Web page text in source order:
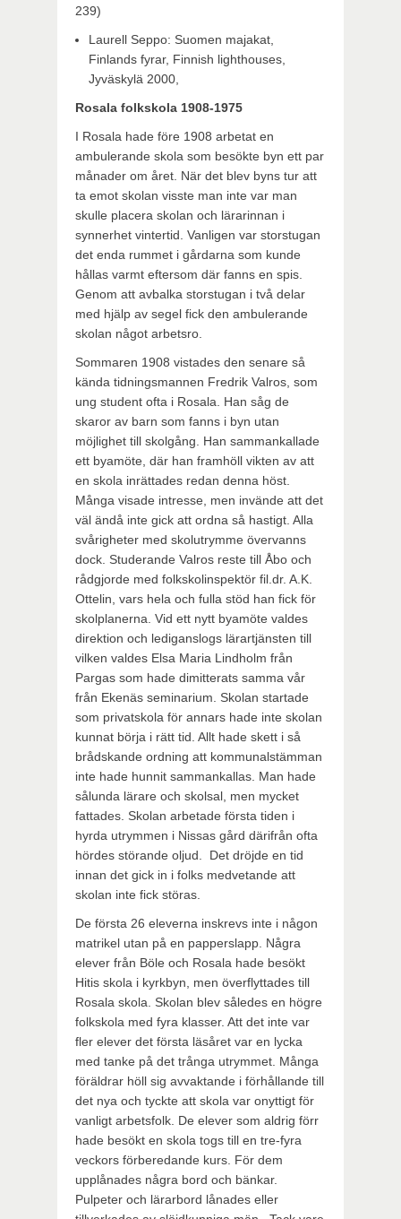
239)
Laurell Seppo: Suomen majakat,
Finlands fyrar, Finnish lighthouses,
Jyväskylä 2000,
Rosala folkskola 1908-1975
I Rosala hade före 1908 arbetat en
ambulerande skola som besökte byn ett par
månader om året. När det blev byns tur att
ta emot skolan visste man inte var man
skulle placera skolan och lärarinnan i
synnerhet vintertid. Vanligen var storstugan
det enda rummet i gårdarna som kunde
hållas varmt eftersom där fanns en spis.
Genom att avbalka storstugan i två delar
med hjälp av segel fick den ambulerande
skolan något arbetsro.
Sommaren 1908 vistades den senare så
kända tidningsmannen Fredrik Valros, som
ung student ofta i Rosala. Han såg de
skaror av barn som fanns i byn utan
möjlighet till skolgång. Han sammankallade
ett byamöte, där han framhöll vikten av att
en skola inrättades redan denna höst.
Många visade intresse, men invände att det
väl ändå inte gick att ordna så hastigt. Alla
svårigheter med skolutrymme övervanns
dock. Studerande Valros reste till Åbo och
rådgjorde med folkskolinspektör fil.dr. A.K.
Ottelin, vars hela och fulla stöd han fick för
skolplanerna. Vid ett nytt byamöte valdes
direktion och lediganslogs lärartjänsten till
vilken valdes Elsa Maria Lindholm från
Pargas som hade dimitterats samma vår
från Ekenäs seminarium. Skolan startade
som privatskola för annars hade inte skolan
kunnat börja i rätt tid. Allt hade skett i så
brådskande ordning att kommunalstämman
inte hade hunnit sammankallas. Man hade
sålunda lärare och skolsal, men mycket
fattades. Skolan arbetade första tiden i
hyrda utrymmen i Nissas gård därifrån ofta
hördes störande oljud. Det dröjde en tid
innan det gick in i folks medvetande att
skolan inte fick störas.
De första 26 eleverna inskrevs inte i någon
matrikel utan på en papperslapp. Några
elever från Böle och Rosala hade besökt
Hitis skola i kyrkbyn, men överflyttades till
Rosala skola. Skolan blev således en högre
folkskola med fyra klasser. Att det inte var
fler elever det första läsåret var en lycka
med tanke på det trånga utrymmet. Många
föräldrar höll sig avvaktande i förhållande till
det nya och tyckte att skola var onyttigt för
vanligt arbetsfolk. De elever som aldrig förr
hade besökt en skola togs till en tre-fyra
veckors förberedande kurs. För dem
upplånades några bord och bänkar.
Pulpeter och lärarbord lånades eller